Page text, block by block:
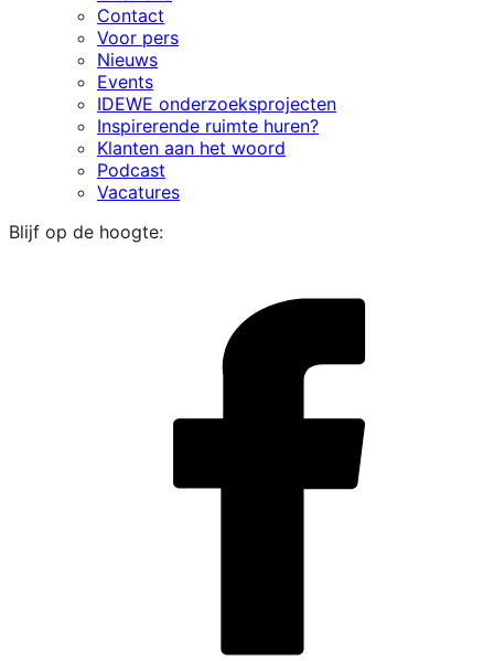
Contact
Voor pers
Nieuws
Events
IDEWE onderzoeksprojecten
Inspirerende ruimte huren?
Klanten aan het woord
Podcast
Vacatures
Blijf op de hoogte: